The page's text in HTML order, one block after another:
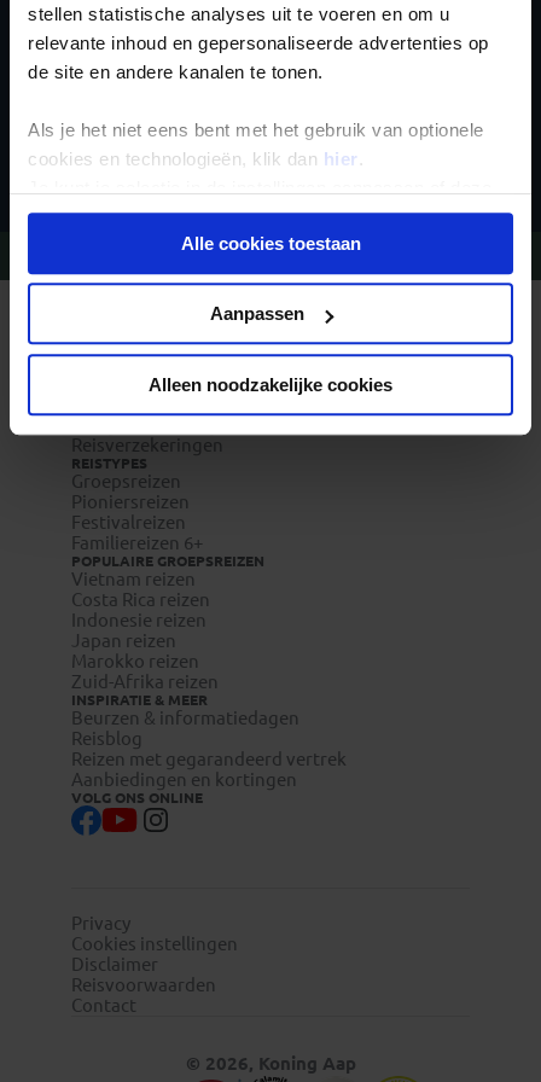
stellen statistische analyses uit te voeren en om u
relevante inhoud en gepersonaliseerde advertenties op
de site en andere kanalen te tonen.
Als je het niet eens bent met het gebruik van optionele
cookies en technologieën, klik dan hier .
onder aan de pagina op elk gewenst moment voor de
toekomst wijzigen.Alle cookies toestaan
Aanpassen
Alleen noodzakelijke cookies
Inschrijven
Vragen?Bel 020-7887700
REIZEN MET KONING AAP
Waarom Koning Aap?
Bestemmingen
Duurzaam toerisme
Reisverzekeringen
REISTYPES
Groepsreizen
Pioniersreizen
Festivalreizen
Familiereizen 6+
POPULAIRE GROEPSREIZEN
Vietnam reizen
Costa Rica reizen
Indonesie reizen
Japan reizen
Marokko reizen
Zuid-Afrika reizen
INSPIRATIE & MEER
Beurzen & informatiedagen
Reisblog
Reizen met gegarandeerd vertrek
Aanbiedingen en kortingen
VOLG ONS ONLINE
Privacy
Cookies instellingen
Disclaimer
Reisvoorwaarden
Contact
© 2026, Koning Aap